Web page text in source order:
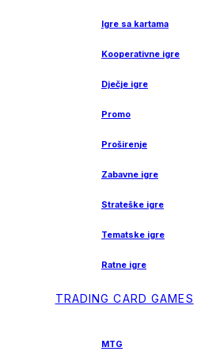
Igre sa kartama
Kooperativne igre
Dječje igre
Promo
Proširenje
Zabavne igre
Strateške igre
Tematske igre
Ratne igre
TRADING CARD GAMES
MTG